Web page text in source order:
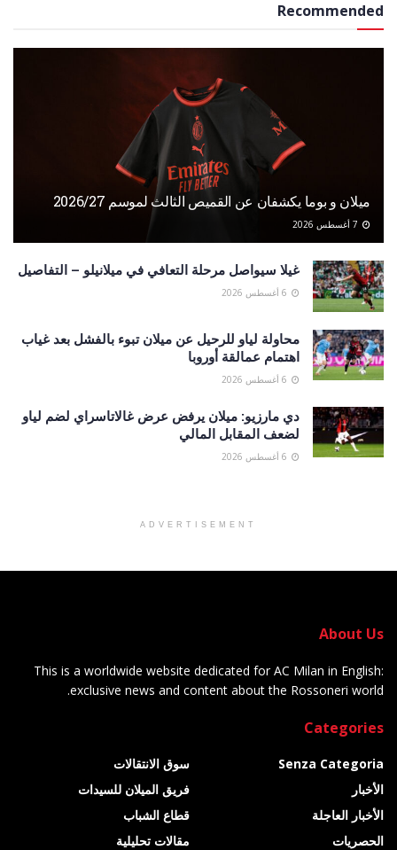
Recommended
ميلان و بوما يكشفان عن القميص الثالث لموسم 2026/27
غيلا سيواصل مرحلة التعافي في ميلانيلو – التفاصيل
محاولة لياو للرحيل عن ميلان تبوء بالفشل بعد غياب
اهتمام عمالقة أوروبا
دي مارزيو: ميلان يرفض عرض غالاتاسراي لضم لياو
لضعف المقابل المالي
ADVERTISEMENT
About Us
This is a worldwide website dedicated for AC Milan in English:
exclusive news and content about the Rossoneri world.
Categories
Senza Categoria
الأخبار
الأخبار العاجلة
الحصريات
سوق الانتقالات
فريق الميلان للسيدات
قطاع الشباب
مقالات تحليلية